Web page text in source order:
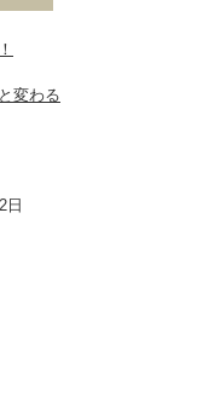
変わる
日